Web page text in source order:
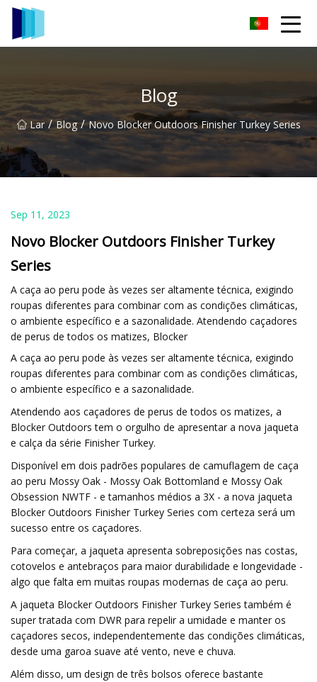
Blog
Lar / Blog / Novo Blocker Outdoors Finisher Turkey Series
Sep 11, 2023
Novo Blocker Outdoors Finisher Turkey
Series
A caça ao peru pode às vezes ser altamente técnica, exigindo
roupas diferentes para combinar com as condições climáticas,
o ambiente específico e a sazonalidade. Atendendo caçadores
de perus de todos os matizes, Blocker
A caça ao peru pode às vezes ser altamente técnica, exigindo
roupas diferentes para combinar com as condições climáticas,
o ambiente específico e a sazonalidade.
Atendendo aos caçadores de perus de todos os matizes, a
Blocker Outdoors tem o orgulho de apresentar a nova jaqueta
e calça da série Finisher Turkey.
Disponível em dois padrões populares de camuflagem de caça
ao peru Mossy Oak - Mossy Oak Bottomland e Mossy Oak
Obsession NWTF - e tamanhos médios a 3X - a nova jaqueta
Blocker Outdoors Finisher Turkey Series com certeza será um
sucesso entre os caçadores.
Para começar, a jaqueta apresenta sobreposições nas costas,
cotovelos e antebraços para maior durabilidade e longevidade -
algo que falta em muitas roupas modernas de caça ao peru.
A jaqueta Blocker Outdoors Finisher Turkey Series também é
super tratada com DWR para repelir a umidade e manter os
caçadores secos, independentemente das condições climáticas,
desde uma garoa suave até vento, neve e chuva.
Além disso, um design de três bolsos oferece bastante